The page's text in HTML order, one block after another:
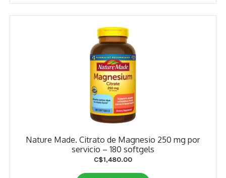
Nature Made. Citrato de Magnesio 250 mg por
servicio – 180 softgels
C$1,480.00